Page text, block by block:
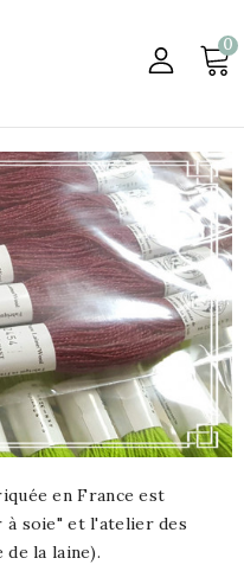
0
en France est
à soie" et l'atelier des
la laine).